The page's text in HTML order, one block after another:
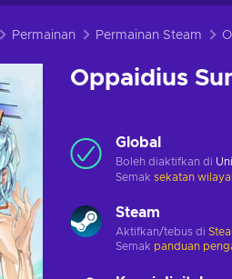
Permainan Permainan Steam
Oppaidius
Global
Boleh diaktifkan di
Semak sekatan
Steam
Aktifkan/tebus di
Semak panduan